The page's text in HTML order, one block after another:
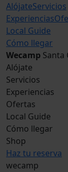
AlójateServicios
Experiencias
Local Guide
Cómo llegar
Wecamp Santa
Alójate
Servicios
Experiencias
Ofertas
Local Guide
Cómo llegar
Shop
Haz tu reserva
wecamp